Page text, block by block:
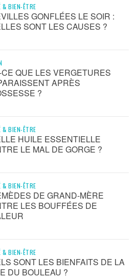
& BIEN-ÊTRE
GONFLÉES LE SOIR :
SONT LES CAUSES ?
CE QUE LES VERGETURES
APRÈS
?
& BIEN-ÊTRE
HUILE ESSENTIELLE
LE MAL DE GORGE ?
& BIEN-ÊTRE
DE GRAND-MÈRE
LES BOUFFÉES DE
& BIEN-ÊTRE
SONT LES BIENFAITS DE LA
DU BOULEAU ?